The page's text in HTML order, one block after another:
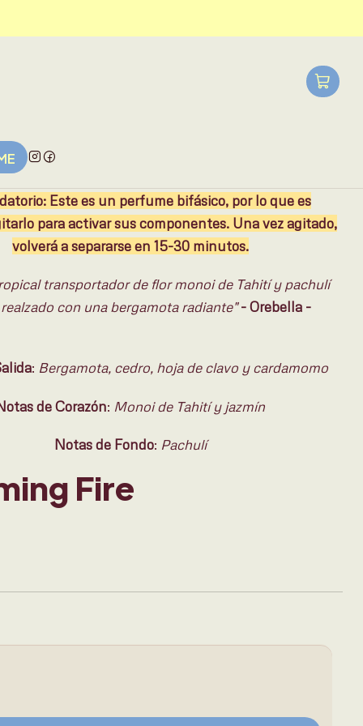
Este es un perfume bifásico, por lo que es
para activar sus componentes. Una vez agitado,
volverá a separarse en 15-30 minutos.
transportador de flor monoi de Tahití y pachulí
con una bergamota radiante" - Orebella -
: Bergamota, cedro, hoja de clavo y cardamomo
de Corazón: Monoi de Tahití y jazmín
Notas de Fondo: Pachulí
Fire